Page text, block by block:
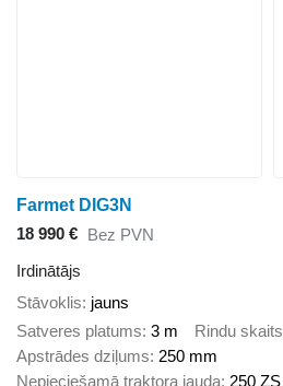
Farmet DIG3N
18 990 €
Bez PVN
Irdinātājs
Stāvoklis jauns
Satveres platums 3 m Rindu skaits
Apstrādes dziļums 250 mm
Nepieciešamā traktora jauda 250 ZS